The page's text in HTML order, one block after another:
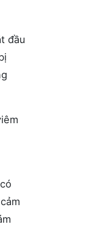
đầu